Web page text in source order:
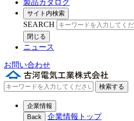
製品カタログ
サイト内検索
SEARCH
閉じる
ニュース
お問い合わせ
検索する
企業情報
Back
企業情報トップ